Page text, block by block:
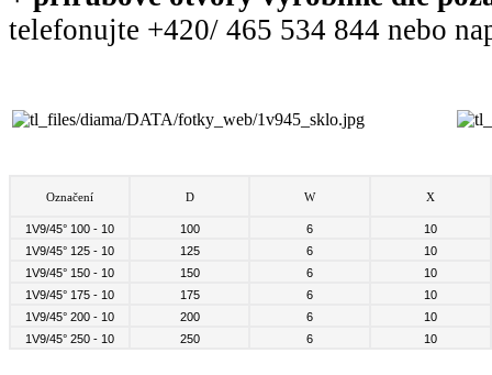
telefonujte +420/ 465 534 844 nebo
Označení D W X
1V9/45° 100 - 10 100 6
10
1V9/45° 125 - 10
125 6
10
1V9/45° 150 - 10
150 6
10
1V9/45° 175 - 10
175 6
10
1V9/45° 200 - 10
200 6
10
1V9/45° 250 - 10
250 6 10